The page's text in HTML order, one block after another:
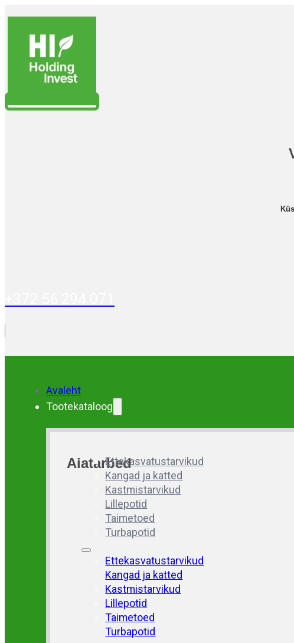
Avaleht
Tootekataloog
AiatarbedEttekasvatustarvikud
Kangad ja katted
Kastmistarvikud
Lillepotid
Taimetoed
Turbapotid
Ettekasvatustarvikud
Kangad ja katted
Kastmistarvikud
Lillepotid
Taimetoed
Turbapotid